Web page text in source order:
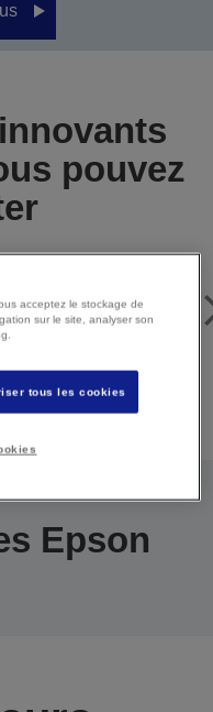
pouvez
Epson
acceptez le stockage de
sur le site, analyser son
tous les cookies